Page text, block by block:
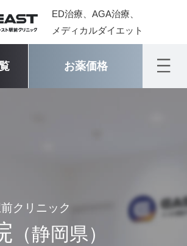
ED治療、AGA治療、
メディカルダイエット
お薬価格
クリニック
（静岡県）